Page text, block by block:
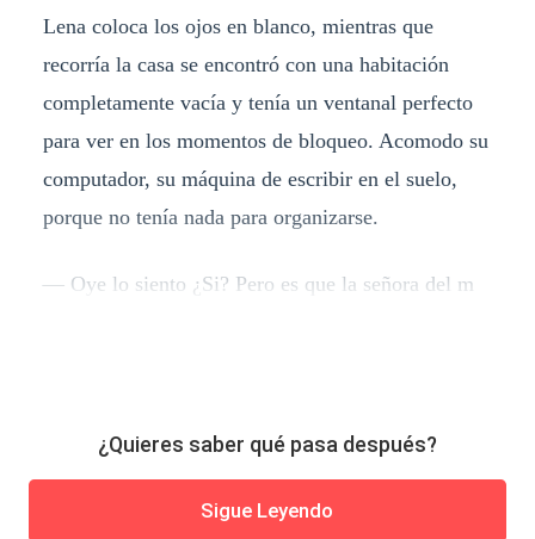
Lena coloca los ojos en blanco, mientras que
recorría la casa se encontró con una habitación
completamente vacía y tenía un ventanal perfecto
para ver en los momentos de bloqueo. Acomodo su
computador, su máquina de escribir en el suelo,
porque no tenía nada para organizarse.
— Oye lo siento ¿Si? Pero es que la señora del m
¿Quieres saber qué pasa después?
Sigue Leyendo